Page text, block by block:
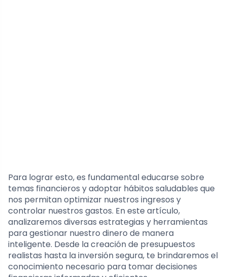
Para lograr esto, es fundamental educarse sobre
temas financieros y adoptar hábitos saludables que
nos permitan optimizar nuestros ingresos y
controlar nuestros gastos. En este artículo,
analizaremos diversas estrategias y herramientas
para gestionar nuestro dinero de manera
inteligente. Desde la creación de presupuestos
realistas hasta la inversión segura, te brindaremos el
conocimiento necesario para tomar decisiones